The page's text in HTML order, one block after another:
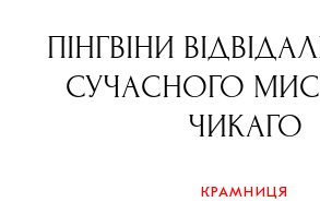
ІНТЕРВ’Ю
ХУДОЖНИКИ
КУРАТОРИ
РІДНИЙ КРАЙ
ФЕСТИВАЛІ
СТАТТІ
ПІНГВІНИ
СУЧАСНОГО
ЧИКАГО
КРАМНИЦЯ